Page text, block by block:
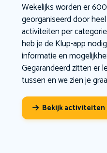
Wekelijks worden er
georganiseerd door
activiteiten per
heb je de Klup-app
informatie en
Gegarandeerd zitten er
tussen en we zien je
Bekijk activiteiten